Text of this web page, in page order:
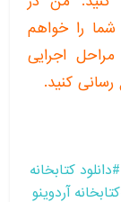
را خواهم
اجرایی
کنید.
دانلود کتابخانه
کتابخانه آردوینو